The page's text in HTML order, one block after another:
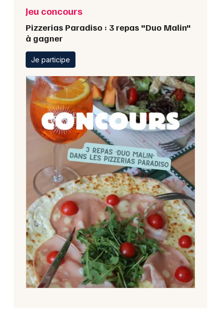
Jeu concours
Pizzerias Paradiso : 3 repas "Duo Malin"
à gagner
Je participe